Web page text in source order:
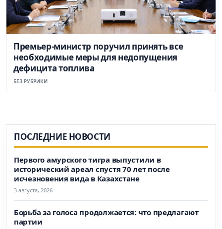
Премьер-министр поручил принять все
необходимые меры для недопущения
дефицита топлива
БЕЗ РУБРИКИ
ПОСЛЕДНИЕ НОВОСТИ
Первого амурского тигра выпустили в
исторический ареал спустя 70 лет после
исчезновения вида в Казахстане
3 августа, 2026
Борьба за голоса продолжается: что предлагают
партии